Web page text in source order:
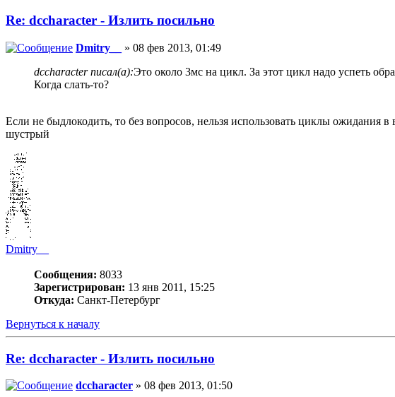
Re: dccharacter - Излить посильно
Dmitry__
» 08 фев 2013, 01:49
dccharacter писал(а):Это около 3мс на цикл. За этот цикл надо успеть
Когда слать-то?
Если не быдлокодить, то без вопросов, нельзя использовать циклы ожидания
шустрый
Dmitry__
Сообщения: 8033
Зарегистрирован: 13 янв 2011, 15:25
Откуда: Санкт-Петербург
Вернуться к началу
Re: dccharacter - Излить посильно
dccharacter » 08 фев 2013, 01:50